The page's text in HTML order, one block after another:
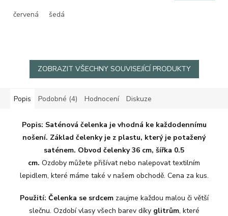
červená šedá
ZOBRAZIT VŠECHNY SOUVISEJÍCÍ PRODUKTY
Popis Podobné (4) Hodnocení Diskuze
Popis: Saténová čelenka je vhodná ke každodennímu
nošení. Základ čelenky je z plastu, který je potažený
saténem. Obvod čelenky 36 cm, šířka 0.5
cm. Ozdoby můžete přišívat nebo nalepovat textilním
lepidlem, které máme také v našem obchodě. Cena za kus.
Použití: Čelenka se srdcemzaujme každou malou či větší
slečnu. Ozdobí vlasy všech barev díky glitrům, které